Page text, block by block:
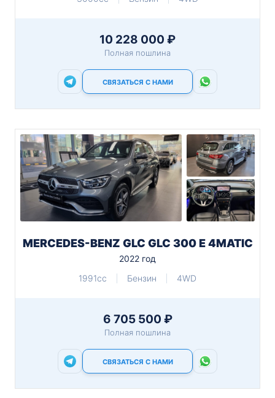
10 228 000 ₽
Полная пошлина
СВЯЗАТЬСЯ С НАМИ
MERCEDES-BENZ GLC GLC 300 E 4MATIC
2022 год
1991cc
Бензин 4WD
6 705 500 ₽
Полная пошлина
СВЯЗАТЬСЯ С НАМИ